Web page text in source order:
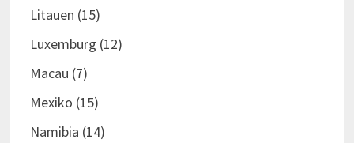
Litauen (15)
Luxemburg (12)
Macau (7)
Mexiko (15)
Namibia (14)